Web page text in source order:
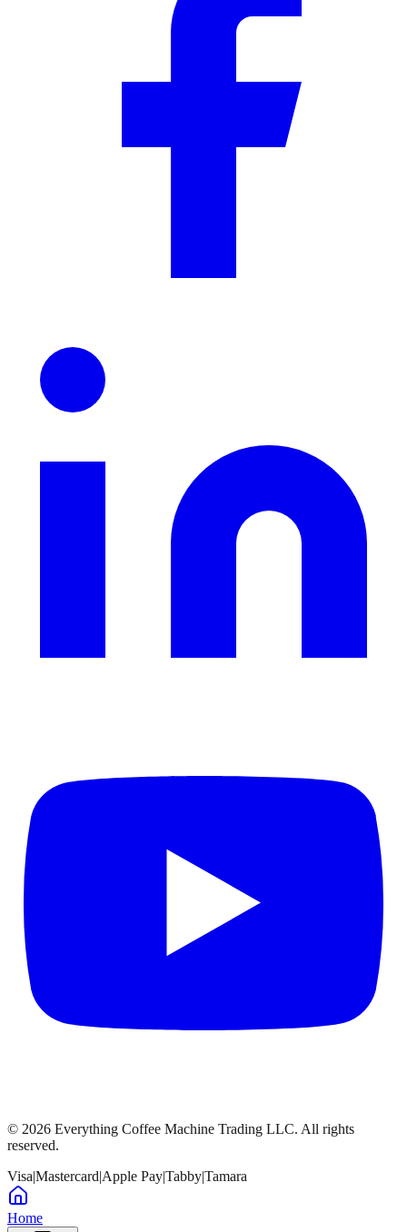
© 2026 Everything Coffee Machine Trading LLC. All rights
reserved.
Visa|Mastercard|Apple Pay|Tabby|Tamara
Home